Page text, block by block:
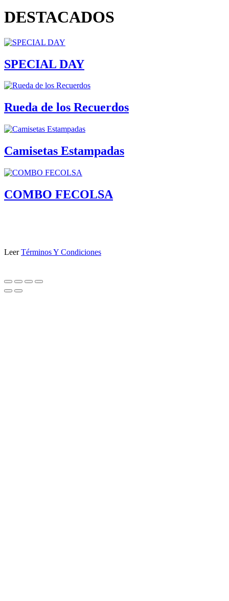
DESTACADOS
SPECIAL DAY
Rueda de los Recuerdos
Camisetas Estampadas
COMBO FECOLSA
LeerTérminos Y Condiciones